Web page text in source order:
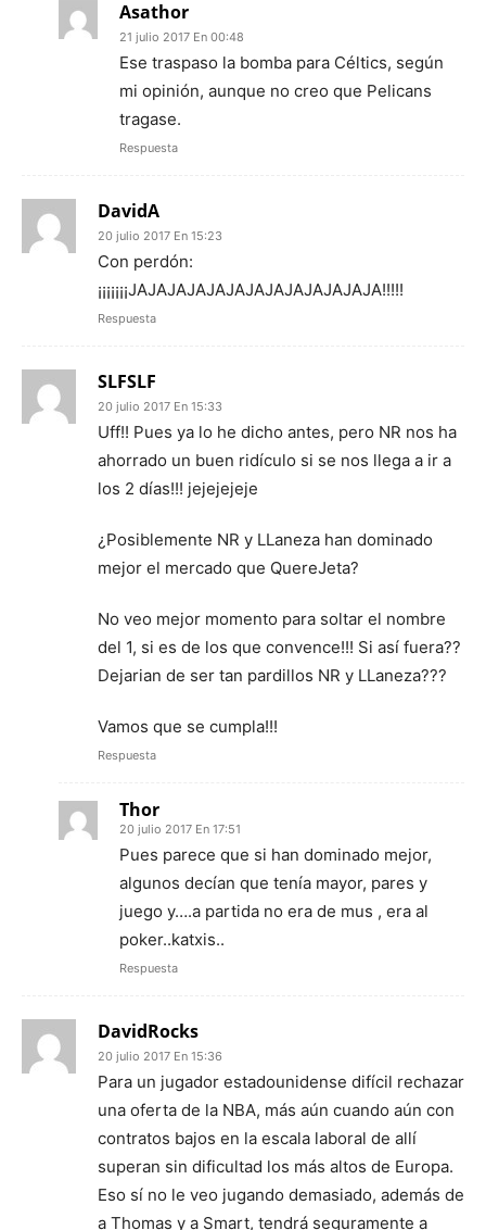
Asathor
21 julio 2017 En 00:48
Ese traspaso la bomba para Céltics, según
mi opinión, aunque no creo que Pelicans
tragase.
Respuesta
DavidA
20 julio 2017 En 15:23
Con perdón:
¡¡¡¡¡¡¡JAJAJAJAJAJAJAJAJAJAJAJAJA!!!!!
Respuesta
SLFSLF
20 julio 2017 En 15:33
Uff!! Pues ya lo he dicho antes, pero NR nos ha
ahorrado un buen ridículo si se nos llega a ir a
los 2 días!!! jejejejeje
¿Posiblemente NR y LLaneza han dominado
mejor el mercado que QuereJeta?
No veo mejor momento para soltar el nombre
del 1, si es de los que convence!!! Si así fuera??
Dejarian de ser tan pardillos NR y LLaneza???
Vamos que se cumpla!!!
Respuesta
Thor
20 julio 2017 En 17:51
Pues parece que si han dominado mejor,
algunos decían que tenía mayor, pares y
juego y….a partida no era de mus , era al
poker..katxis..
Respuesta
DavidRocks
20 julio 2017 En 15:36
Para un jugador estadounidense difícil rechazar
una oferta de la NBA, más aún cuando aún con
contratos bajos en la escala laboral de allí
superan sin dificultad los más altos de Europa.
Eso sí no le veo jugando demasiado, además de
a Thomas y a Smart, tendrá seguramente a